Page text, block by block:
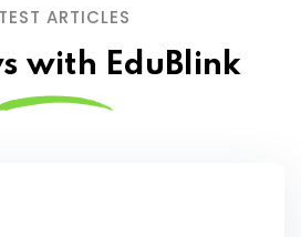
ARTICLES
with EduBlink